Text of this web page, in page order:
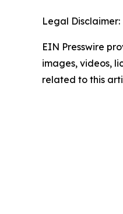
Legal Disclaimer:
EIN Presswire
images, videos,
related to this